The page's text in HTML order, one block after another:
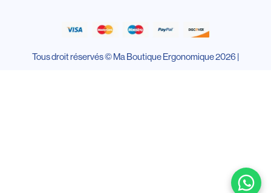
Tous droit réservés © Ma Boutique Ergonomique 2026 |